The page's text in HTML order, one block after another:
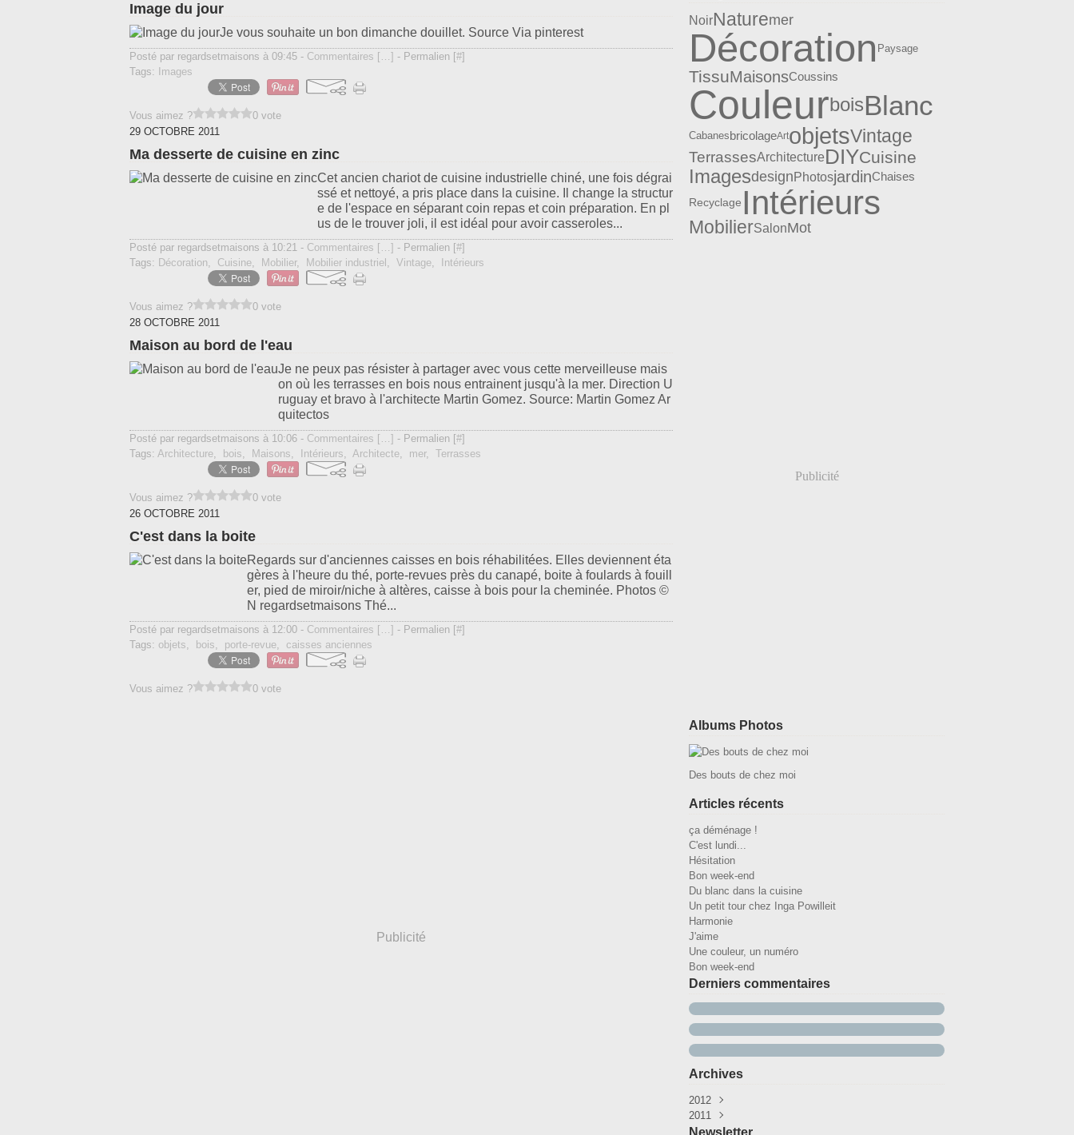
Image du jour
Je vous souhaite un bon dimanche douillet. Source Via pinterest
Posté par regardsetmaisons à 09:45 - Commentaires [ …] - Permalien [#]
Tags:
Images
Vous aimez ?
0 vote
29 OCTOBRE 2011
Ma desserte de cuisine en zinc
Cet ancien chariot de cuisine industrielle chiné, une fois dégrai
ssé et nettoyé, a pris place dans la cuisine. Il change la structur
e de l'espace en séparant coin repas et coin préparation. En pl
us de le trouver joli, il est idéal pour avoir casseroles...
Posté par regardsetmaisons à 10:21 - Commentaires [ …] - Permalien [#]
Tags: Décoration, Cuisine, Mobilier, Mobilier industriel , Vintage, Intérieurs
Vous aimez ?
0 vote
28 OCTOBRE 2011
Maison au bord de l'eau
Je ne peux pas résister à partager avec vous cette merveilleuse mais
on où les terrasses en bois nous entrainent jusqu'à la mer. Direction U
ruguay et bravo à l'architecte Martin Gomez. Source: Martin Gomez Ar
quitectos
Posté par regardsetmaisons à 10:06 - Commentaires [ …] - Permalien [#]
Tags: Architecture, bois, Maisons, Intérieurs, Architecte, mer, Terrasses
Vous aimez ?
0 vote
26 OCTOBRE 2011
C'est dans la boite
Regards sur d'anciennes caisses en bois réhabilitées. Elles deviennent éta
gères à l'heure du thé, porte-revues près du canapé, boite à foulards à fouill
er, pied de miroir/niche à altères, caisse à bois pour la cheminée. Photos ©
N regardsetmaisons Thé...
Posté par regardsetmaisons à 12:00 - Commentaires [ …] - Permalien [#]
Tags: objets, bois, porte-revue, caisses anciennes
Vous aimez ? 0 vote
Publicité
NoirNaturemer
Décoration Paysage
TissuMaisonsCoussins
CouleurboisBlanc
Cabanes bricolageArtobjetsVintage
TerrassesArchitectureDIYCuisine
ImagesdesignPhotosjardinChaises
Recyclage Intérieurs
MobilierSalonMot
Publicité
Albums Photos
Des bouts de chez moi
Articles récents
ça déménage !
C'est lundi...
Hésitation
Bon week-end
Du blanc dans la cuisine
Un petit tour chez Inga Powilleit
Harmonie
J'aime
Une couleur, un numéro
Bon week-end
Derniers commentaires
Archives
2012
Août
Juillet(32)
2011
Décembre(29)
Newsletter